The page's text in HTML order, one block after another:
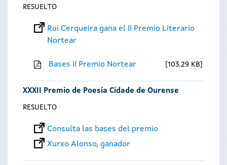
RESUELTO
Rui Cerqueira gana el II Premio Literario
Nortear
Bases II Premio Nortear 103.29 KB
XXXII Premio de Poesía Cidade de Ourense
RESUELTO
Consulta las bases del premio
Xurxo Alonso, ganador